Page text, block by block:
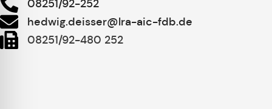
08251/92-252
hedwig.deisser@lra-aic-fdb.de
08251/92-480 252